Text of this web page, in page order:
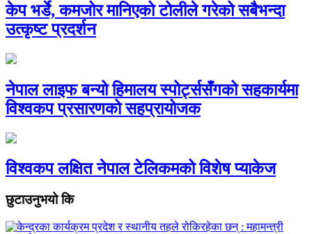
केप भर्डे, कमजोर मानिएको टोलीले गरेको सबैभन्दा
उत्कृष्ट प्रदर्शन
नेपाल लाइफ बन्यो हिमालय स्पोर्ट्ससँगको सहकार्यमा
विश्वकप प्रसारणको सहप्रायोजक
विश्वकप लक्षित नेपाल टेलिकमको विशेष प्याकेज
छुटाउनुभयो कि